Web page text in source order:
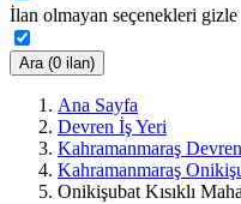
İlan olmayan seçenekleri gizle
Ara (0 ilan)
Ana Sayfa
Devren İş Yeri
Kahramanmaraş
Kahramanmaraş
Onikişubat Kısıklı